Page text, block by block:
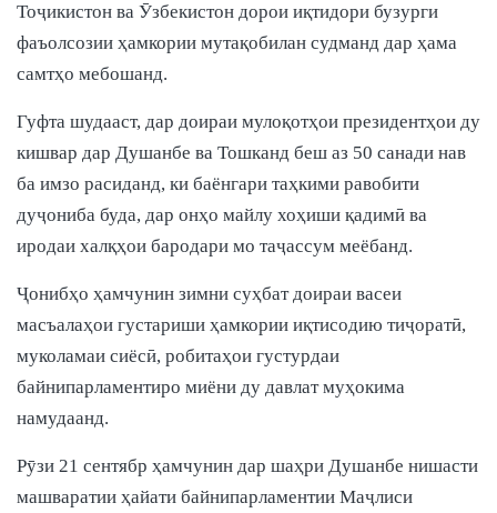
Тоҷикистон ва Ӯзбекистон дорои иқтидори бузурги
фаъолсозии ҳамкории мутақобилан судманд дар ҳама
самтҳо мебошанд.
Гуфта шудааст, дар доираи мулоқотҳои президентҳои ду
кишвар дар Душанбе ва Тошканд беш аз 50 санади нав
ба имзо расиданд, ки баёнгари таҳкими равобити
дуҷониба буда, дар онҳо майлу хоҳиши қадимӣ ва
иродаи халқҳои бародари мо таҷассум меёбанд.
Ҷонибҳо ҳамчунин зимни суҳбат доираи васеи
масъалаҳои густариши ҳамкории иқтисодию тиҷоратӣ,
муколамаи сиёсӣ, робитаҳои густурдаи
байнипарламентиро миёни ду давлат муҳокима
намудаанд.
Рӯзи 21 сентябр ҳамчунин дар шаҳри Душанбе нишасти
машваратии ҳайати байнипарламентии Маҷлиси